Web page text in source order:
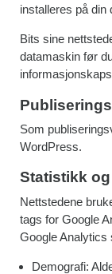
installeres på din
Bits sine
datamaskin før
Som
WordPress.
Statistikk
Nettstedene
tags for Google
Google Analytics
Demografi: